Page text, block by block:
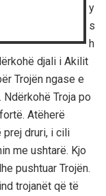
y
s
h
djali i Akilit
Trojën ngase e
Troja po
Atëherë
prej druri, i cili
me ushtarë. Kjo
pushtuar Trojën.
trojanët që të